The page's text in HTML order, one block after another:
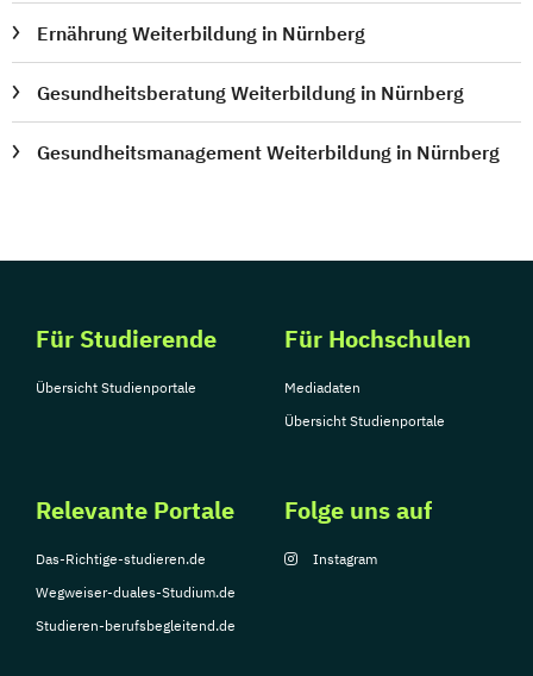
Ernährung Weiterbildung in Nürnberg
Gesundheitsberatung Weiterbildung in Nürnberg
Gesundheitsmanagement Weiterbildung in Nürnberg
Für Studierende
Übersicht Studienportale
Für Hochschulen
Mediadaten
Übersicht Studienportale
Relevante Portale
Das-Richtige-studieren.de
Wegweiser-duales-Studium.de
Studieren-berufsbegleitend.de
Folge uns auf
Instagram